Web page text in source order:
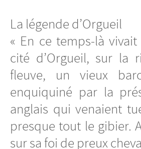
La légende d’Orgueil
« En ce temps-là
cité d’Orgueil, sur la
fleuve, un vieux
enquiquiné par la
anglais qui venaient
presque tout le gibier.
sur sa foi de preux